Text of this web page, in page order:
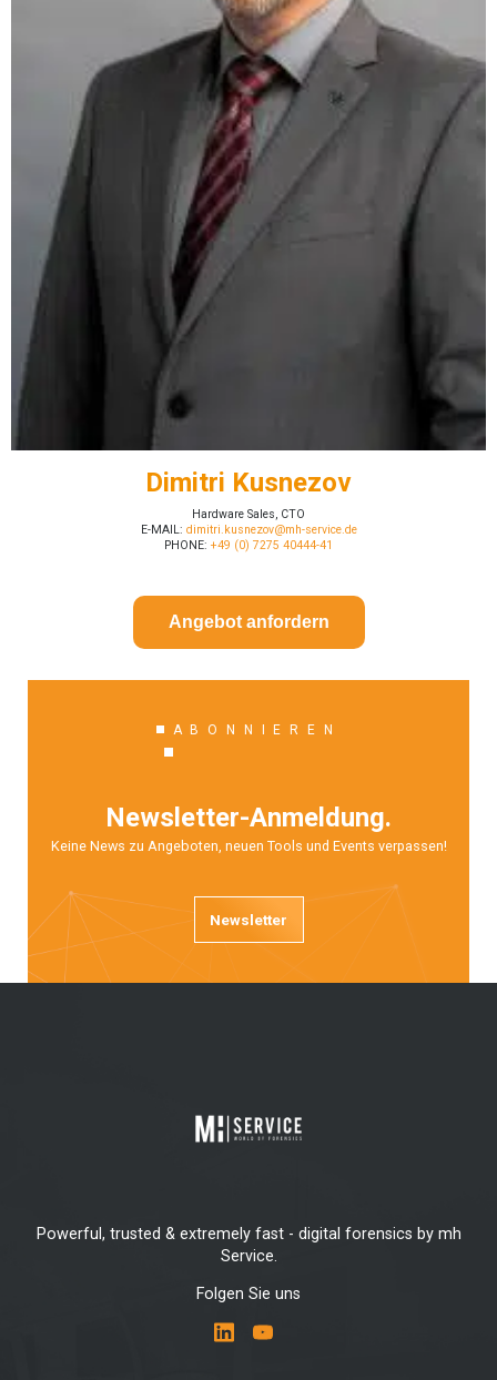
Dimitri Kusnezov
Hardware Sales, CTO
E-MAIL: dimitri.kusnezov@mh-service.de
PHONE: +49 (0) 7275 40444-41
Angebot anfordern
ABONNIEREN
Newsletter-Anmeldung.
Keine News zu Angeboten, neuen Tools und Events verpassen!
Newsletter
Powerful, trusted & extremely fast - digital forensics by mh
Service.
Folgen Sie uns